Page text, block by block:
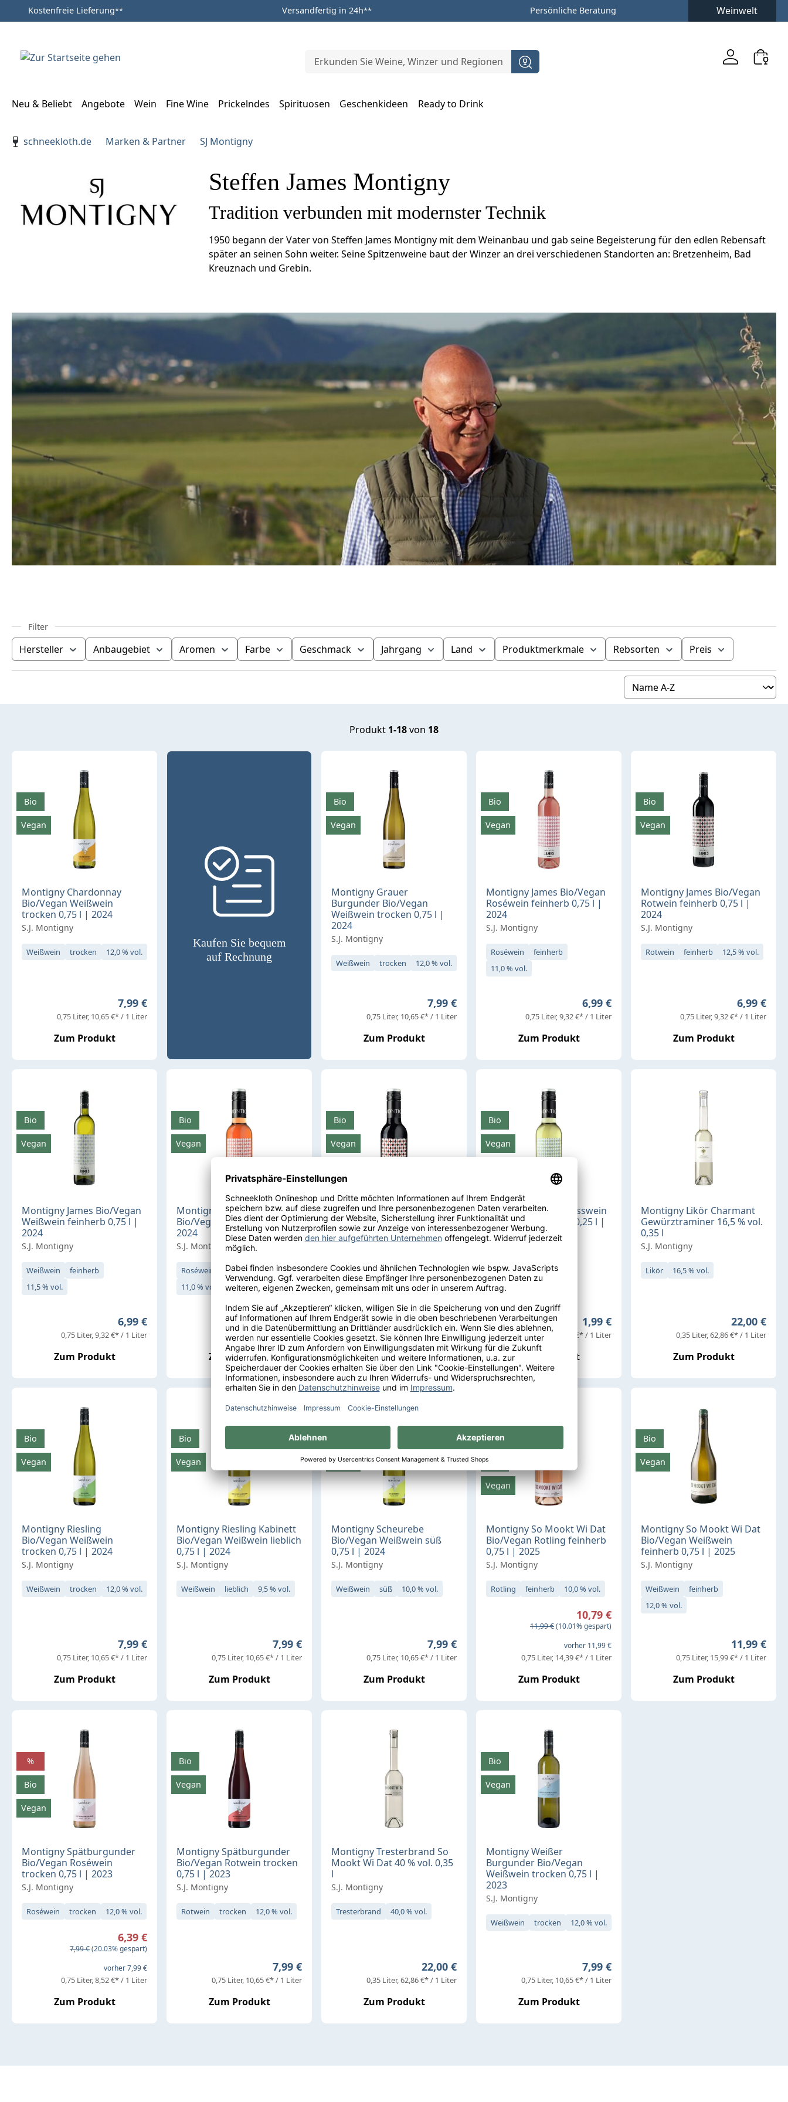
Zum Hauptinhalt springen
Zur Hauptnavigation springen
Kostenfreie Lieferung** Versandfertig in 24h** Persönliche Beratung Weinwelt
Neu & Beliebt Angebote Wein Fine Wine Prickelndes Spirituosen Geschenkideen
Ready to Drink
schneekloth.de
Marken & Partner SJ Montigny
Steffen James Montigny
Tradition verbunden mit modernster Technik
1950 begann der Vater von Steffen James Montigny mit dem Weinanbau und gab seine Begeisterung für den edlen Rebensaft
später an seinen Sohn weiter. Seine Spitzenweine baut der Winzer an drei verschiedenen Standorten an: Bretzenheim, Bad
Kreuznach und Grebin.
Hersteller Anbaugebiet Aromen Farbe Geschmack Jahrgang Land Produktmerkmale Rebsorten Preis
Produkt 1-18von 18
Montigny Chardonnay
Bio/Vegan Weißwein
trocken 0,75 l | 2024
S.J. Montigny
Weißwein trocken 12,0 % vol.
Regulärer Preis:
7,99 €
0,75 Liter 10,65 €* / 1 Liter
Zum Produkt
Bio
Vegan
Kaufen Sie bequem
auf Rechnung
Montigny Grauer
Burgunder Bio/Vegan
Weißwein trocken 0,75 l |
2024
S.J. Montigny
Weißwein trocken 12,0 % vol.
Regulärer Preis:
7,99 €
0,75 Liter 10,65 €* / 1 Liter
Zum Produkt
Bio
Vegan
Montigny James Bio/Vegan
Roséwein feinherb 0,75 l |
2024
S.J. Montigny
Roséwein
feinherb
11,0 % vol.
Regulärer Preis:
6,99 €
0,75 Liter 9,32 €* / 1 Liter
Zum Produkt
Bio
Vegan
Montigny James Bio/Vegan
Rotwein feinherb 0,75 l |
2024
S.J. Montigny
Rotwein feinherb 12,5 % vol.
Regulärer
6,99 €
0,75 Liter 9,32 €* / 1 Liter
Zum Produkt
Bio
Vegan
Montigny James Bio/Vegan
Weißwein feinherb 0,75 l |
2024
S.J. Montigny
Weißwein
feinherb
11,5 % vol.
Regulärer Preis:
6,99 €
0,75 Liter 9,32 €* / 1 Liter
Zum Produkt
Bio
Vegan
Montigny James Roséwein
Bio/Vegan feinherb 0,25 l |
2024
S.J. Montigny
Roséwein
feinherb
11,0 % vol.
Regulärer Preis:
1,99 €
0,25 Liter 7,96 €* / 1 Liter
Zum Produkt
Bio
Vegan
Montigny James Rotwein
Bio/Vegan feinherb 0,25 l |
2024
S.J. Montigny
Rotwein feinherb 11,0 % vol.
Regulärer Preis:
1,99 €
0,25 Liter 7,96 €* / 1 Liter
Zum Produkt
Bio
Vegan
Montigny James Weisswein
Bio/Vegan feinherb 0,25 l |
2024
S.J. Montigny
Weißwein
feinherb
11,5 % vol.
Regulärer Preis:
1,99 €
0,25 Liter 7,96 €* / 1 Liter
Zum Produkt
Bio
Vegan
Montigny Likör Charmant
Gewürztraminer 16,5 % vol.
0,35 l
S.J. Montigny
Likör 16,5 % vol.
Regulärer
22,00 €
0,35 Liter 62,86 €* / 1 Liter
Zum Produkt
Montigny Riesling
Bio/Vegan Weißwein
trocken 0,75 l | 2024
S.J. Montigny
Weißwein trocken 12,0 % vol.
Regulärer Preis:
7,99 €
0,75 Liter 10,65 €* / 1 Liter
Zum Produkt
Bio
Vegan
Montigny Riesling Kabinett
Bio/Vegan Weißwein lieblich
0,75 l | 2024
S.J. Montigny
Weißwein lieblich 9,5 % vol.
Regulärer Preis:
7,99 €
0,75 Liter 10,65 €* / 1 Liter
Zum Produkt
Bio
Vegan
Montigny Scheurebe
Bio/Vegan Weißwein süß
0,75 l | 2024
S.J. Montigny
Weißwein süß 10,0 % vol.
Regulärer Preis:
7,99 €
0,75 Liter 10,65 €* / 1 Liter
Zum Produkt
Vegan
Montigny So Mookt Wi Dat
Bio/Vegan Rotling feinherb
0,75 l | 2025
S.J. Montigny
Rotling feinherb 10,0 % vol.
Verkaufspreis:
10,79 €
Regulärer Preis:
11,99 €(10.01% gespart)
vorher 11,99 €
0,75 Liter 14,39 €* / 1 Liter
Zum Produkt
%
Vegan
Montigny So Mookt Wi Dat
Bio/Vegan Weißwein
feinherb 0,75 l | 2025
S.J. Montigny
Weißwein
feinherb
12,0 % vol.
Regulärer
11,99 €
0,75 Liter 15,99 €* / 1 Liter
Zum Produkt
Bio
Vegan
Montigny Spätburgunder
Bio/Vegan Roséwein
trocken 0,75 l | 2023
S.J. Montigny
Roséwein trocken 12,0 % vol.
Verkaufspreis:
6,39 €
Regulärer Preis:
7,99 €(20.03% gespart)
vorher 7,99 €
0,75 Liter 8,52 €* / 1 Liter
Zum Produkt
%
Bio
Vegan
Montigny Spätburgunder
Bio/Vegan Rotwein trocken
0,75 l | 2023
S.J. Montigny
Rotwein trocken 12,0 % vol.
Regulärer Preis:
7,99 €
0,75 Liter 10,65 €* / 1 Liter
Zum Produkt
Bio
Vegan
Montigny Tresterbrand So
Mookt Wi Dat 40 % vol. 0,35
l
S.J. Montigny
Tresterbrand 40,0 % vol.
Regulärer Preis:
22,00 €
0,35 Liter 62,86 €* / 1 Liter
Zum Produkt
Montigny Weißer
Burgunder Bio/Vegan
Weißwein trocken 0,75 l |
2023
S.J. Montigny
Weißwein trocken 12,0 % vol.
Regulärer Preis:
7,99 €
0,75 Liter 10,65 €* / 1 Liter
Zum Produkt
Bio
Vegan